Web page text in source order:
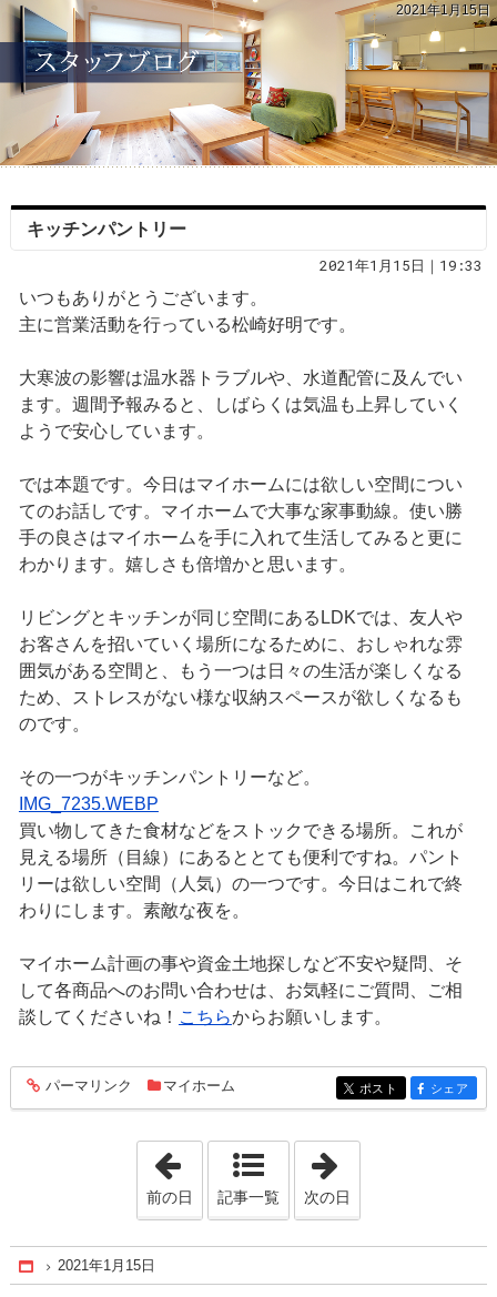
2021年1月15日
キッチンパントリー
2021年1月15日｜19:33
いつもありがとうございます。
主に営業活動を行っている松崎好明です。
大寒波の影響は温水器トラブルや、水道配管に及んでい
ます。週間予報みると、しばらくは気温も上昇していく
ようで安心しています。
では本題です。今日はマイホームには欲しい空間につい
てのお話しです。マイホームで大事な家事動線。使い勝
手の良さはマイホームを手に入れて生活してみると更に
わかります。嬉しさも倍増かと思います。
リビングとキッチンが同じ空間にあるLDKでは、友人や
お客さんを招いていく場所になるために、おしゃれな雰
囲気がある空間と、もう一つは日々の生活が楽しくなる
ため、ストレスがない様な収納スペースが欲しくなるも
のです。
その一つがキッチンパントリーなど。
IMG_7235.WEBP
買い物してきた食材などをストックできる場所。これが
見える場所（目線）にあるととても便利ですね。パント
リーは欲しい空間（人気）の一つです。今日はこれで終
わりにします。素敵な夜を。
マイホーム計画の事や資金土地探しなど不安や疑問、そ
して各商品へのお問い合わせは、お気軽にご質問、ご相
談してくださいね！ こちらからお願いします。
entry523
パーマリンク マイホーム entry523
ポスト entry523
シェア
「2021年1月14日」
前の日 記事一覧 次の日
Home
2021年1月15日